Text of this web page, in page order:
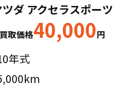
ツダ アクセラスポーツ
買取価格40,000円
年式